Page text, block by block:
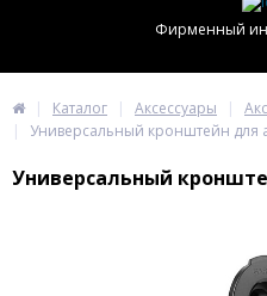
Фирменный
Каталог Аксессуары
Универсальный кронштейн для
Универсальный